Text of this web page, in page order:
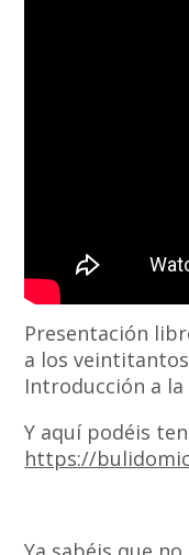
Presentación
a los
Introducción a
Y aquí podéis
https://